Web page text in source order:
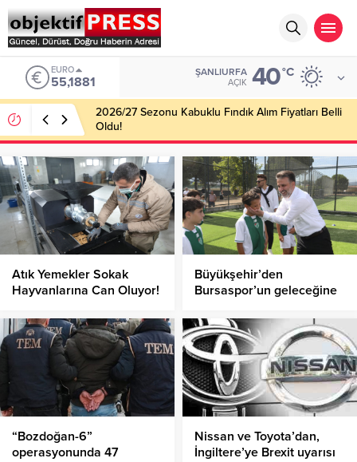
EURO
55,1881
ŞANLIURFA
AÇIK 40°C
2026/27 Sezonu Kabuklu Fındık Alım Fiyatları Belli
Oldu!
Atık Yemekler Sokak
Hayvanlarına Can Oluyor!
Büyükşehir’den
Bursaspor’un geleceğine
“Bozdoğan-6”
operasyonunda 47
Nissan ve Toyota’dan,
İngiltere’ye Brexit uyarısı